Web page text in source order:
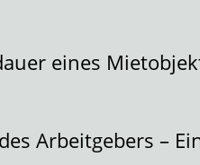
eines
Arbeitgebers –